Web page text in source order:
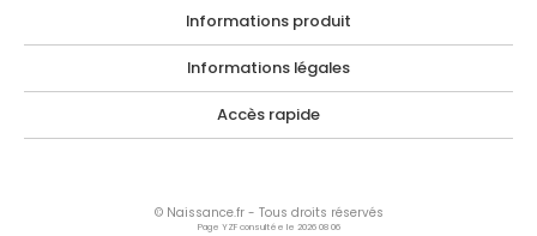
Informations produit
Informations légales
Accès rapide
© Naissance.fr - Tous droits réservés
Page YZF consultée le 2026 08 06